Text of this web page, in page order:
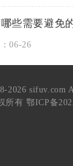
些需要避免
06-26
2026 sifuv.com
所有鄂ICP备